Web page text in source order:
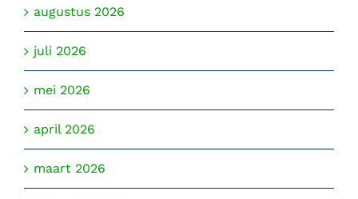
augustus 2026
juli 2026
mei 2026
april 2026
maart 2026